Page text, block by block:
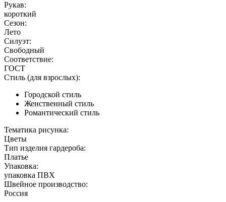
Рукав:
короткий
Сезон:
Лето
Силуэт:
Свободный
Соответствие:
ГОСТ
Стиль (для взрослых):
Городской стиль
Женственный стиль
Романтический стиль
Тематика рисунка:
Цветы
Тип изделия гардероба:
Платье
Упаковка:
упаковка ПВХ
Швейное производство:
Россия